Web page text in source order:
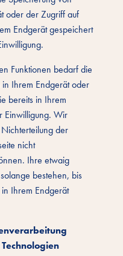
oder der Zugriff auf
Endgerät gespeichert
Funktionen bedarf die
Ihrem Endgerät oder
bereits in Ihrem
Einwilligung. Wir
der
nicht
Ihre etwaig
bestehen, bis
Ihrem Endgerät